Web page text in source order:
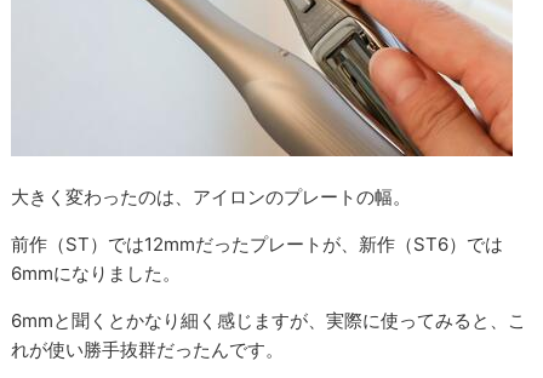
大きく変わったのは、アイロンのプレートの幅。
前作（ST）では12mmだったプレートが、新作（ST6）では
6mmになりました。
6mmと聞くとかなり細く感じますが、実際に使ってみると、こ
れが使い勝手抜群だったんです。